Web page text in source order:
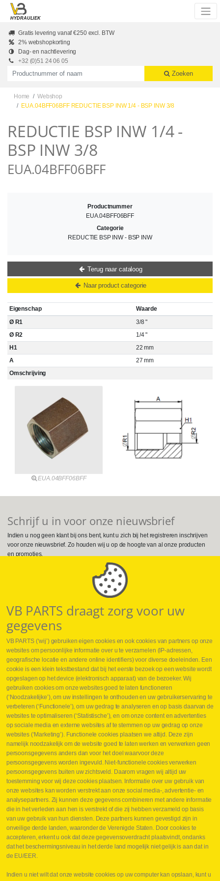
Skip to main content
HYDRAULIEK
Gratis levering vanaf €250 excl. BTW
2% webshopkorting
Dag- en nachtlevering
+32 (0)51 24 06 05
Productnummer of naam
Zoeken
Home
Webshop
EUA.04BFF06BFF REDUCTIE BSP INW 1/4 - BSP INW 3/8
REDUCTIE BSP INW 1/4 -
BSP INW 3/8
EUA.04BFF06BFF
Eigenschap
Waarde
Ø R1
3/8 "
Ø R2
1/4 "
H1
22 mm
A
27 mm
Omschrijving
EUA.04BFF06BFF
Productnummer
EUA.04BFF06BFF
Categorie
REDUCTIE BSP INW - BSP INW
Terug naar cataloog
Naar product categorie
Schrijf u in voor onze nieuwsbrief
Indien u nog geen klant bij ons bent, kunt u zich bij het registreren inschrijven
voor onze nieuwsbrief. Zo houden wij u op de hoogte van al onze producten
en promoties.
Volg ons op Social Media
Webshop
Nieuws
Jobs
Contact
Leveringen
Drukcontrole set
Persmaten
Herstellen cilinders
Hoe opmeten?
Hydrogroepen
Hydraulische slangen
Contact VB Parts
Abraham Hansstraat 7 ,B-8800 Roeselare
Tel. +32 (0)51 24 06 05
E-mail info@vbparts.be
⏳ Laatste maand Webtec-promotie!
VB PARTS draagt zorg voor uw
gegevens
VB PARTS (‘wij’) gebruiken eigen cookies en ook cookies van partners op onze
websites om persoonlijke informatie over u te verzamelen (IP-adressen,
geografische locatie en andere online identifiers) voor diverse doeleinden. Een
cookie is een klein tekstbestand dat bij het eerste bezoek op een website wordt
opgeslagen op het device (elektronisch apparaat) van de bezoeker. Wij
gebruiken cookies om onze websites goed te laten functioneren
(‘Noodzakelijke’), om uw instellingen te onthouden en uw gebruikerservaring te
verbeteren (‘Functionele’), om uw gedrag te analyseren en op basis daarvan de
websites te optimaliseren (‘Statistische’), en om onze content en advertenties
op sociale media en externe websites af te stemmen op uw gedrag op onze
websites (‘Marketing’). Functionele cookies plaatsen we altijd. Deze zijn
namelijk noodzakelijk om de website goed te laten werken en verwerken geen
persoonsgegevens anders dan voor het doel waarvoor deze
persoonsgegevens worden ingevuld. Niet-functionele cookies verwerken
persoonsgegevens buiten uw zichtsveld. Daarom vragen wij altijd uw
toestemming voor wij deze cookies plaatsen. Informatie over uw gebruik van
onze websites kan worden verstrekt aan onze social media-, advertentie- en
analysepartners. Zij kunnen deze gegevens combineren met andere informatie
die in het verleden aan hen is verstrekt of die zij hebben verzameld op basis
van uw gebruik van hun diensten. Deze partners kunnen gevestigd zijn in
onveilige derde landen, waaronder de Verenigde Staten. Door cookies te
accepteren, erkent u ook dat deze gegevensoverdracht plaatsvindt, ondanks
dat het beschermingsniveau in het derde land mogelijk niet gelijk is aan dat in
de EU/EER.
Indien u niet wilt dat onze website cookies op uw computer kan opslaan, kunt u